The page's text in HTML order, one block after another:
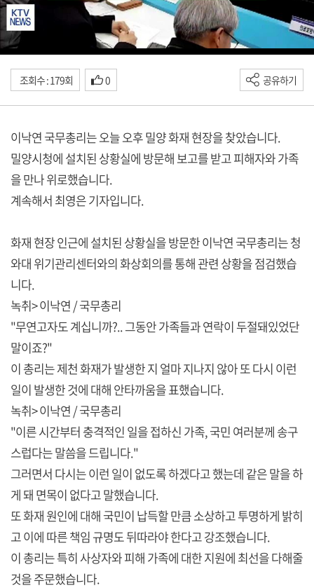
조회수 : 179회 0 공유하기
이낙연 국무총리는 오늘 오후 밀양 화재 현장을 찾았습니다.
밀양시청에 설치된 상황실에 방문해 보고를 받고 피해자와 가족
을 만나 위로했습니다.
계속해서 최영은 기자입니다.
화재 현장 인근에 설치된 상황실을 방문한 이낙연 국무총리는 청
와대 위기관리센터와의 화상회의를 통해 관련 상황을 점검했습
니다.
녹취> 이낙연 / 국무총리
"무연고자도 계십니까?.. 그동안 가족들과 연락이 두절돼있었단
말이죠?"
이 총리는 제천 화재가 발생한 지 얼마 지나지 않아 또 다시 이런
일이 발생한 것에 대해 안타까움을 표했습니다.
녹취> 이낙연 / 국무총리
"이른 시간부터 충격적인 일을 접하신 가족, 국민 여러분께 송구
스럽다는 말씀을 드립니다."
그러면서 다시는 이런 일이 없도록 하겠다고 했는데 같은 말을 하
게 돼 면목이 없다고 말했습니다.
또 화재 원인에 대해 국민이 납득할 만큼 소상하고 투명하게 밝히
고 이에 따른 책임 규명도 뒤따라야 한다고 강조했습니다.
이 총리는 특히 사상자와 피해 가족에 대한 지원에 최선을 다해줄
것을 주문했습니다.